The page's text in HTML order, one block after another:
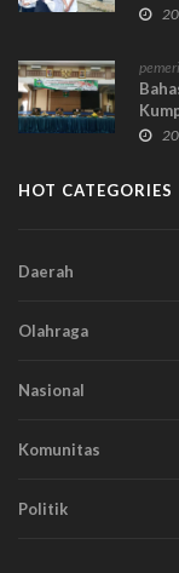
HOT CATEGORIES
Daerah
Olahraga
Nasional
Komunitas
Politik